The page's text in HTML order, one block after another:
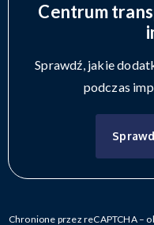
Centrum
Sprawdź, jakie
podczas
Chronione przez reCAPTCHA –